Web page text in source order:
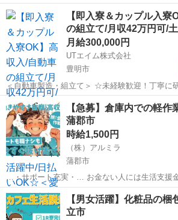
ートできる環境です！ プロのコーディネーターがサポートします♪ お
急ぎの方は
愛知 倉庫
【即入寮＆カップル入寮
の組立て/月収42万円可/
月給300,000円
UTエイム株式会社
豊明市
＜自動車製造・組立て＞ ☆未経験歓迎！丁寧に研修をおこないますの
でご安心ください！ 20代・30代の男女活躍中♪ ◆プレス →車の
ア・ボンネット・天井などの部品をつくる工
い鉄の板を切って、圧...
愛知 豊明市 倉庫
【急募】倉庫内での軽
蒲郡市
時給1,500円
（株）アルミラ
蒲郡市
…・サポート充実・… お金ない人には生活支援金 携帯ない人にはレン
タル 住む場所がない方には 即日入寮も相談可能です！ もし、できな
い場合は 宿泊施設代をお渡しします！
愛知 蒲郡市 倉庫 時給
【男女活躍】化粧品の
立市